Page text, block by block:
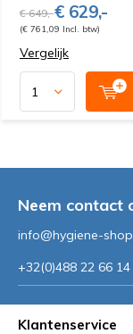
€ 649,-€ 629,-
(€ 761,09 Incl. btw)
Vergelijk
Neem contact
info@hygiene-
+32(0)488 22 66 14
Klantenservice